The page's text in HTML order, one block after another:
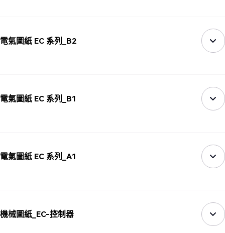
電氣圖紙 EC 系列_B2
電氣圖紙 EC 系列_B1
電氣圖紙 EC 系列_A1
機械圖紙_EC-控制器